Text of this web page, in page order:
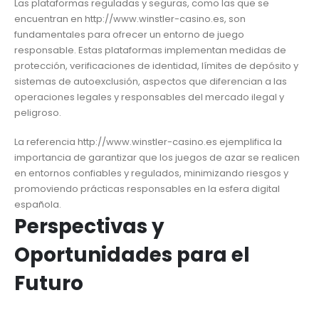
Las plataformas reguladas y seguras, como las que se
encuentran en http://www.winstler-casino.es, son
fundamentales para ofrecer un entorno de juego
responsable. Estas plataformas implementan medidas de
protección, verificaciones de identidad, límites de depósito y
sistemas de autoexclusión, aspectos que diferencian a las
operaciones legales y responsables del mercado ilegal y
peligroso.
La referencia http://www.winstler-casino.es ejemplifica la
importancia de garantizar que los juegos de azar se realicen
en entornos confiables y regulados, minimizando riesgos y
promoviendo prácticas responsables en la esfera digital
española.
Perspectivas y
Oportunidades para el
Futuro